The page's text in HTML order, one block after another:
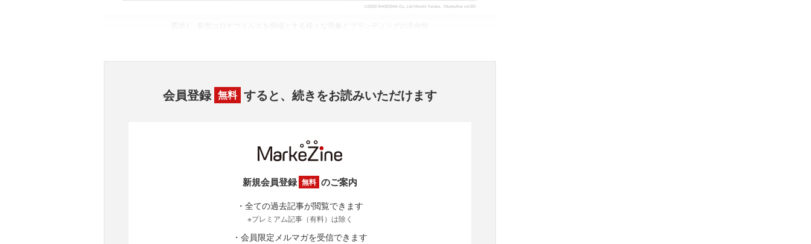
会員登録 無料 すると、続きをお読みいただけます
新規会員登録 無料 のご案内
・全ての過去記事が閲覧できます
※プレミアム記事（有料）は除く
・会員限定メルマガを受信できます